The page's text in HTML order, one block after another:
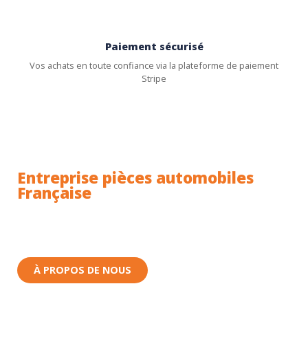
Paiement sécurisé
Vos achats en toute confiance via la plateforme de paiement
Stripe
Entreprise pièces automobiles
Française
À PROPOS DE NOUS